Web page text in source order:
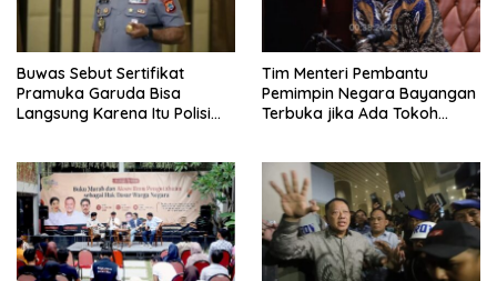
Buwas Sebut Sertifikat
Pramuka Garuda Bisa
Langsung Karena Itu Polisi
Tim Menteri Pembantu
Pemimpin Negara Bayangan
Terbuka jika Ada Tokoh